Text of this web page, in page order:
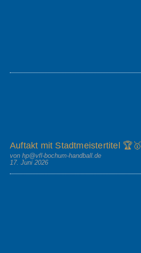
Auftakt mit Stadtmeistertitel 🏆🥇
von hp@vfl-bochum-handball.de
17. Juni 2026